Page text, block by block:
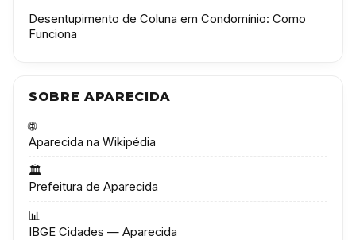
Desentupimento de Coluna em Condomínio: Como
Funciona
SOBRE APARECIDA
🌐
Aparecida na Wikipédia
🏛️
Prefeitura de Aparecida
📊
IBGE Cidades — Aparecida